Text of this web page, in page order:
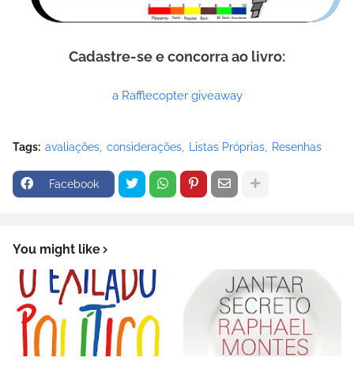
Cadastre-se e concorra ao livro:
a Rafflecopter giveaway
Tags: avaliações considerações Listas Próprias Resenhas
Facebook
You might like